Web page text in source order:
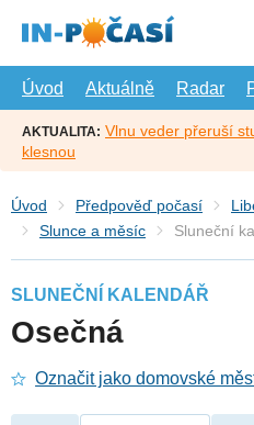
hlavní
Úvod
Aktuálně Radar
AKTUALITA: Vlnu veder přeruší
klesnou
Úvod Předpověď počasí
Slunce a měsíc
Sluneční
SLUNEČNÍ KALENDÁŘ
Osečná
Označit jako domovské